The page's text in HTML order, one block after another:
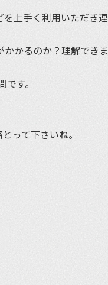
上手く利用いただき連
かるのか？理解できま
す。
って下さいね。